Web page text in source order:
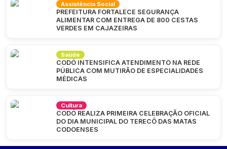
Assistência Social
PREFEITURA FORTALECE SEGURANÇA
ALIMENTAR COM ENTREGA DE 800 CESTAS
VERDES EM CAJAZEIRAS
Saúde
CODÓ INTENSIFICA ATENDIMENTO NA REDE
PÚBLICA COM MUTIRÃO DE ESPECIALIDADES
MÉDICAS
Cultura
CODÓ REALIZA PRIMEIRA CELEBRAÇÃO OFICIAL
DO DIA MUNICIPAL DO TERECÔ DAS MATAS
CODOENSES